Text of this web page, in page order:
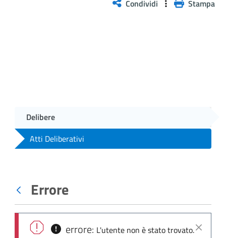
Condividi Stampa
Delibere
Atti Deliberativi
Indietro
Errore
Chiudi
errore: L'utente non è stato trovato.